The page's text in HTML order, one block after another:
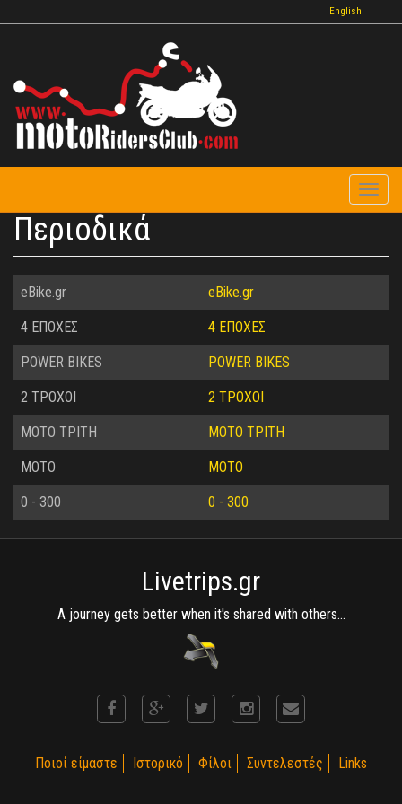
προς
περιεχόμενο
English
Περιοδικά
eBike.gr eBike.gr
4 ΕΠΟΧΕΣ 4 ΕΠΟΧΕΣ
POWER BIKES POWER BIKES
2 ΤΡΟΧΟΙ 2 ΤΡΟΧΟΙ
MOTO ΤΡΙΤΗ MOTO ΤΡΙΤΗ
MOTO MOTO
0 - 300 0 - 300
Livetrips.gr
A journey gets better when it's shared with others...
Ποιοί είμαστε Ιστορικό Φίλοι Συντελεστές Links